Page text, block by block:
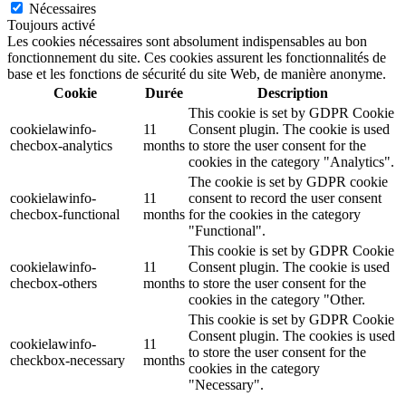
Nécessaires
Toujours activé
Les cookies nécessaires sont absolument indispensables au bon
fonctionnement du site. Ces cookies assurent les fonctionnalités de
base et les fonctions de sécurité du site Web, de manière anonyme.
Cookie
Durée Description
cookielawinfo-
checbox-analytics
11
months
This cookie is set by GDPR Cookie
Consent plugin. The cookie is used
to store the user consent for the
cookies in the category "Analytics".
cookielawinfo-
checbox-functional
11
months
The cookie is set by GDPR cookie
consent to record the user consent
for the cookies in the category
"Functional".
cookielawinfo-
checbox-others
11
months
This cookie is set by GDPR Cookie
Consent plugin. The cookie is used
to store the user consent for the
cookies in the category "Other.
cookielawinfo-
checkbox-necessary
11
months
This cookie is set by GDPR Cookie
Consent plugin. The cookies is used
to store the user consent for the
cookies in the category
"Necessary".